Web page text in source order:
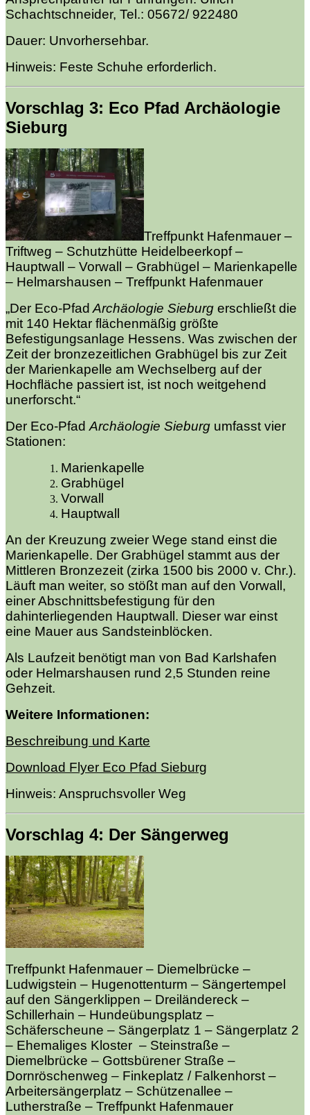
Schachtschneider, Tel.: 05672/ 922480
Dauer: Unvorhersehbar.
Hinweis: Feste Schuhe erforderlich.
Vorschlag 3: Eco Pfad Archäologie
Sieburg
Treffpunkt Hafenmauer –
Triftweg – Schutzhütte Heidelbeerkopf –
Hauptwall – Vorwall – Grabhügel – Marienkapelle
– Helmarshausen – Treffpunkt Hafenmauer
„Der Eco-Pfad Archäologie Sieburg erschließt die
mit 140 Hektar flächenmäßig größte
Befestigungsanlage Hessens. Was zwischen der
Zeit der bronzezeitlichen Grabhügel bis zur Zeit
der Marienkapelle am Wechselberg auf der
Hochfläche passiert ist, ist noch weitgehend
unerforscht.“
Der Eco-PfadArchäologie Sieburg umfasst vier
Stationen:
Marienkapelle
Grabhügel
Vorwall
Hauptwall
An der Kreuzung zweier Wege stand einst die
Marienkapelle. Der Grabhügel stammt aus der
Mittleren Bronzezeit (zirka 1500 bis 2000 v. Chr.).
Läuft man weiter, so stößt man auf den Vorwall,
einer Abschnittsbefestigung für den
dahinterliegenden Hauptwall. Dieser war einst
eine Mauer aus Sandsteinblöcken.
Als Laufzeit benötigt man von Bad Karlshafen
oder Helmarshausen rund 2,5 Stunden reine
Gehzeit.
Weitere Informationen:
Beschreibung und Karte
Download Flyer Eco Pfad Sieburg
Hinweis: Anspruchsvoller Weg
Vorschlag 4: Der Sängerweg
Treffpunkt Hafenmauer – Diemelbrücke –
Ludwigstein – Hugenottenturm – Sängertempel
auf den Sängerklippen – Dreiländereck –
Schillerhain – Hundeübungsplatz –
Schäferscheune – Sängerplatz 1 – Sängerplatz 2
– Ehemaliges Kloster – Steinstraße –
Diemelbrücke – Gottsbürener Straße –
Dornröschenweg – Finkeplatz / Falkenhorst –
Arbeitersängerplatz – Schützenallee –
Lutherstraße – Treffpunkt Hafenmauer